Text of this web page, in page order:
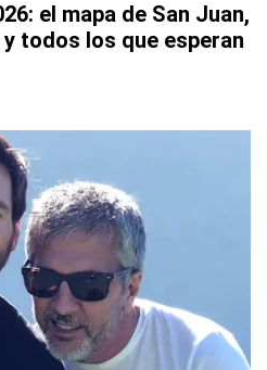
el mapa de San Juan,
todos los que esperan